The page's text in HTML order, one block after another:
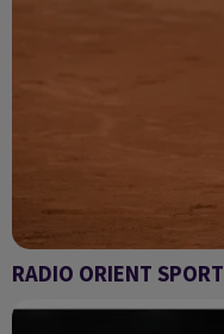
RADIO ORIENT SPORT